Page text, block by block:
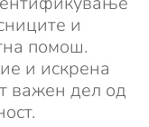
и
помош.
и искрена
важен дел од